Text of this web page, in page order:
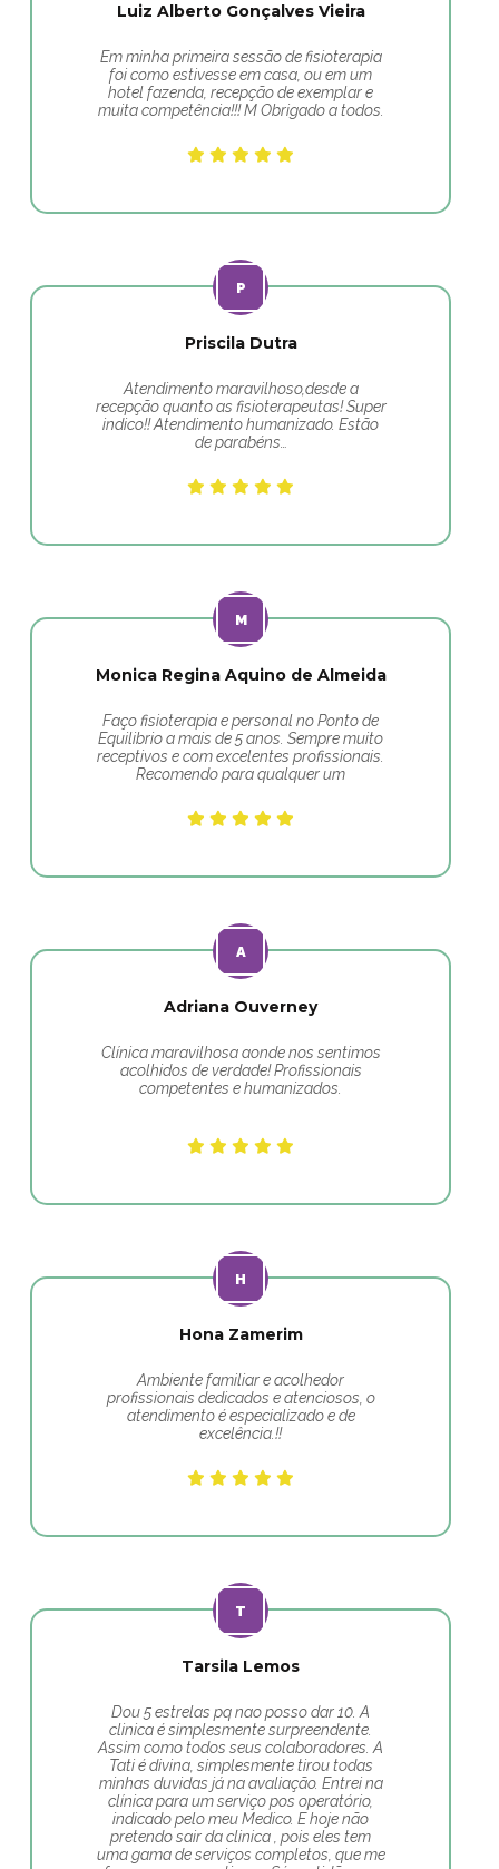
Luiz Alberto Gonçalves Vieira
Em minha primeira sessão de fisioterapia
foi como estivesse em casa, ou em um
hotel fazenda, recepção de exemplar e
muita competência!!! M Obrigado a todos.
Priscila Dutra
Atendimento maravilhoso,desde a
recepção quanto as fisioterapeutas! Super
indico!! Atendimento humanizado. Estão
de parabéns…
Monica Regina Aquino de Almeida
Faço fisioterapia e personal no Ponto de
Equilibrio a mais de 5 anos. Sempre muito
receptivos e com excelentes profissionais.
Recomendo para qualquer um
Adriana Ouverney
Clínica maravilhosa aonde nos sentimos
acolhidos de verdade! Profissionais
competentes e humanizados.
Hona Zamerim
Ambiente familiar e acolhedor
profissionais dedicados e atenciosos, o
atendimento é especializado e de
excelência.!!
Tarsila Lemos
Dou 5 estrelas pq nao posso dar 10. A
clinica é simplesmente surpreendente.
Assim como todos seus colaboradores. A
Tati é divina, simplesmente tirou todas
minhas duvidas já na avaliação. Entrei na
clínica para um serviço pos operatório,
indicado pelo meu Medico. E hoje não
pretendo sair da clinica , pois eles tem
uma gama de serviços completos, que me